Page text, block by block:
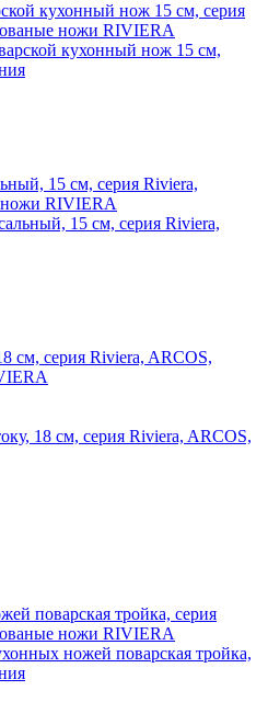
кухонный нож 15 см,
15 см, серия Riviera,
18 см, серия Riviera, ARCOS,
ножей поварская тройка,